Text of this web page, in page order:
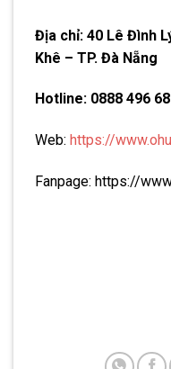
Địa chỉ: 40 Lê Đình
Khê – TP. Đà Nẵng
Hotline: 0888 496
Web: https://
Fanpage: https://